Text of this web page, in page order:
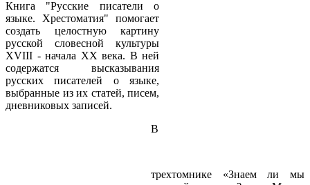
Книга "Русские писатели о
языке. Хрестоматия" помогает
создать целостную картину
русской словесной культуры
XVIII - начала XX века. В ней
содержатся высказывания
русских писателей о языке,
выбранные из их статей, писем,
дневниковых записей.
В
трехтомнике «Знаем ли мы